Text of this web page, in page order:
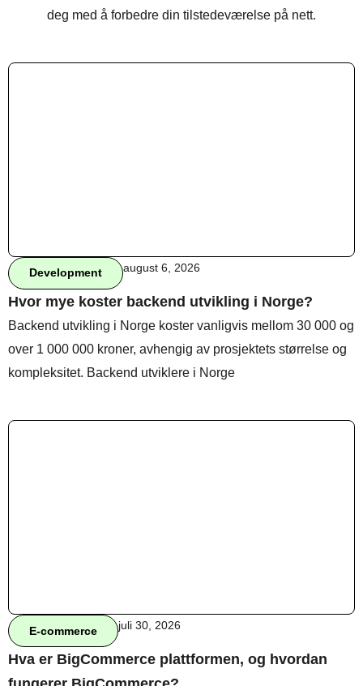
deg med å forbedre din tilstedeværelse på nett.
Development august 6, 2026
Hvor mye koster backend utvikling i Norge?
Backend utvikling i Norge koster vanligvis mellom 30 000 og
over 1 000 000 kroner, avhengig av prosjektets størrelse og
kompleksitet. Backend utviklere i Norge
E-commerce juli 30, 2026
Hva er BigCommerce plattformen, og hvordan
informasjonskapsler for å lagre eller få tilgang til